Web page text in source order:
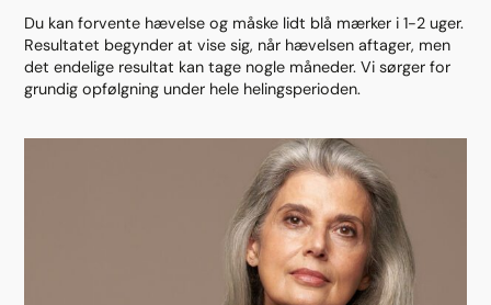
Du kan forvente hævelse og måske lidt blå mærker i 1-2 uger.
Resultatet begynder at vise sig, når hævelsen aftager, men
det endelige resultat kan tage nogle måneder. Vi sørger for
grundig opfølgning under hele helingsperioden.